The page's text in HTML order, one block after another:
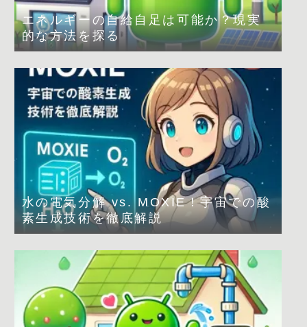
エネルギーの自給自足は可能か？現実
的な方法を探る
水の電気分解 vs. MOXIE！宇宙での酸
素生成技術を徹底解説